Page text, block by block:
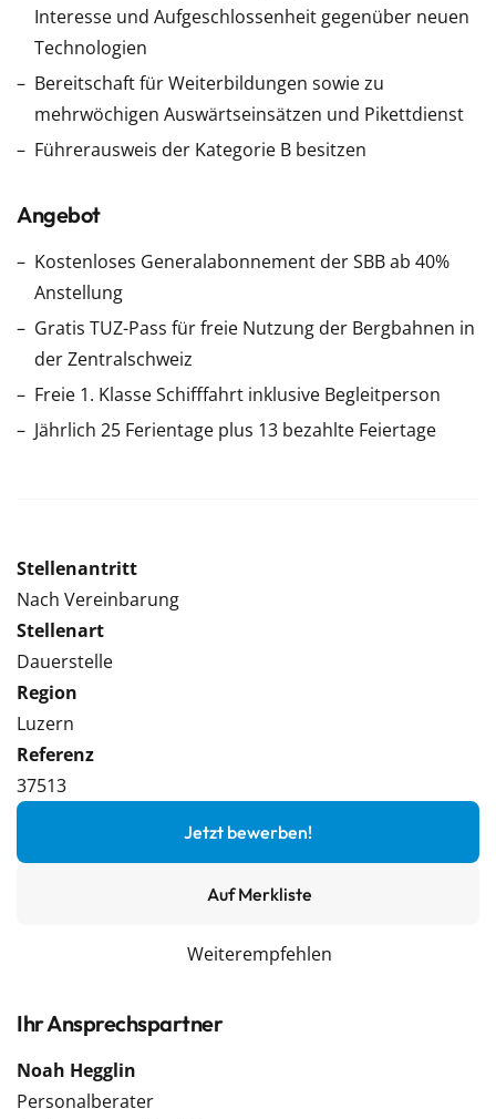
Interesse und Aufgeschlossenheit gegenüber neuen
Technologien
Bereitschaft für Weiterbildungen sowie zu
mehrwöchigen Auswärtseinsätzen und Pikettdienst
Führerausweis der Kategorie B besitzen
Angebot
Kostenloses Generalabonnement der SBB ab 40%
Anstellung
Gratis TUZ-Pass für freie Nutzung der Bergbahnen in
der Zentralschweiz
Freie 1. Klasse Schifffahrt inklusive Begleitperson
Jährlich 25 Ferientage plus 13 bezahlte Feiertage
Stellenantritt
Nach Vereinbarung
Stellenart
Dauerstelle
Region
Luzern
Referenz
37513
Jetzt bewerben!
Auf Merkliste
Weiterempfehlen
Ihr Ansprechspartner
Noah Hegglin
Personalberater